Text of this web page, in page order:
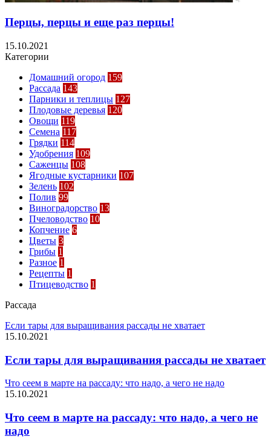
Перцы, перцы и еще раз перцы!
15.10.2021
Категории
Домашний огород 159
Рассада 143
Парники и теплицы 127
Плодовые деревья 120
Овощи 119
Семена 117
Грядки 114
Удобрения 109
Саженцы 108
Ягодные кустарники 107
Зелень 102
Полив 99
Виноградорство 13
Пчеловодство 10
Копчение 6
Цветы 3
Грибы 1
Разное 1
Рецепты 1
Птицеводство 1
Рассада
Если тары для выращивания рассады не хватает
15.10.2021
Если тары для выращивания рассады не хватает
Что сеем в марте на рассаду: что надо, а чего не надо
15.10.2021
Что сеем в марте на рассаду: что надо, а чего не
надо